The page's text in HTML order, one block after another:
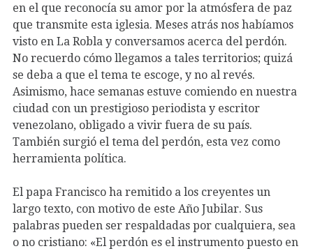
en el que reconocía su amor por la atmósfera de paz
que transmite esta iglesia. Meses atrás nos habíamos
visto en La Robla y conversamos acerca del perdón.
No recuerdo cómo llegamos a tales territorios; quizá
se deba a que el tema te escoge, y no al revés.
Asimismo, hace semanas estuve comiendo en nuestra
ciudad con un prestigioso periodista y escritor
venezolano, obligado a vivir fuera de su país.
También surgió el tema del perdón, esta vez como
herramienta política.
El papa Francisco ha remitido a los creyentes un
largo texto, con motivo de este Año Jubilar. Sus
palabras pueden ser respaldadas por cualquiera, sea
o no cristiano: «El perdón es el instrumento puesto en